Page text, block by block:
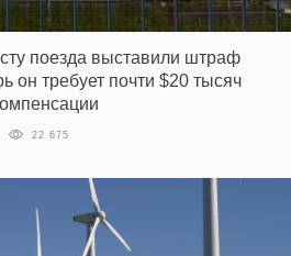
поезда выставили штраф
он требует почти $20 тысяч
22 675